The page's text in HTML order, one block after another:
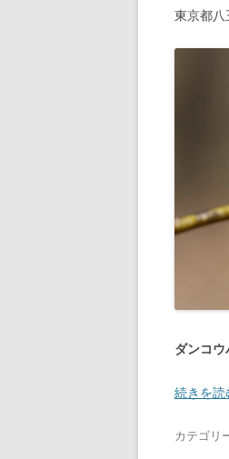
東京都八
ダンコウ
続きを読
カテゴリ